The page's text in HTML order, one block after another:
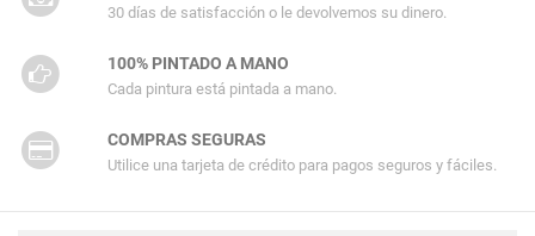
30 días de satisfacción o le devolvemos su dinero.
100% PINTADO A MANO
Cada pintura está pintada a mano.
COMPRAS SEGURAS
Utilice una tarjeta de crédito para pagos seguros y fáciles.